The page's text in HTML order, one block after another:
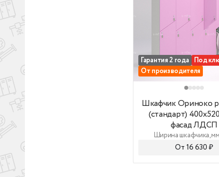
-
Шкафчик Ориноко
От производителя
Гарантия 2 года Под
Шкафчик Ориноко
(стандарт)
фасад ЛДСП
Ширина шкафчика,
От 16 630 ₽